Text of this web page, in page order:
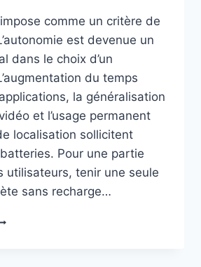
comme un critère de
est devenue un
dans le choix d’un
du temps
la généralisation
et l’usage permanent
localisation sollicitent
Pour une partie
utilisateurs, tenir une seule
sans recharge…